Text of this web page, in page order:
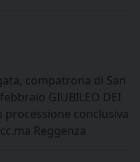
compatrona di San
GIUBILEO DEI
processione conclusiva
Reggenza